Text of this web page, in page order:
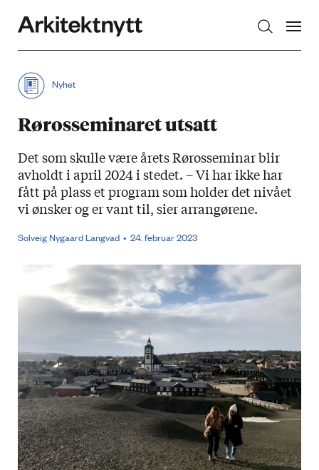
Nyhet
Rørosseminaret utsatt
Det som skulle være årets Rørosseminar blir
avholdt i april 2024 i stedet. – Vi har ikke har
fått på plass et program som holder det nivået
vi ønsker og er vant til, sier arrangørene.
Solveig Nygaard Langvad 24. februar 2023